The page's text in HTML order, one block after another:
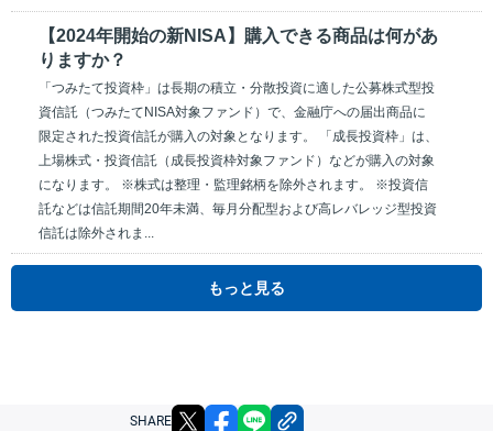
【2024年開始の新NISA】購入できる商品は何があ
りますか？
「つみたて投資枠」は長期の積立・分散投資に適した公募株式型投
資信託（つみたてNISA対象ファンド）で、金融庁への届出商品に
限定された投資信託が購入の対象となります。 「成長投資枠」は、
上場株式・投資信託（成長投資枠対象ファンド）などが購入の対象
になります。 ※株式は整理・監理銘柄を除外されます。 ※投資信
託などは信託期間20年未満、毎月分配型および高レバレッジ型投資
信託は除外されま...
もっと見る
SHARE X facebook